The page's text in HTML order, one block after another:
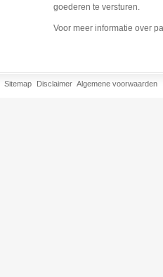
goederen te versturen.
Voor meer informatie over
Sitemap Disclaimer Algemene voorwaarden